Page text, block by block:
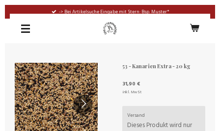
springen
-> Bei Artikelsuche Eingabe mit Stern: Bsp. Muster*
53 - Kanarien Extra - 20 kg
31,90 €
inkl. MwSt
Versand
Dieses Produkt wird nur